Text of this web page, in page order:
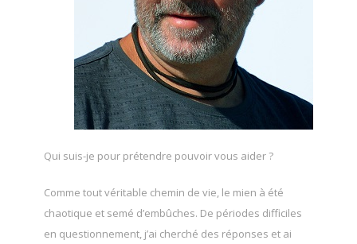
Qui suis-je pour prétendre pouvoir vous aider ?
Comme tout véritable chemin de vie, le mien à été
chaotique et semé d’embûches. De périodes difficiles
en questionnement, j’ai cherché des réponses et ai